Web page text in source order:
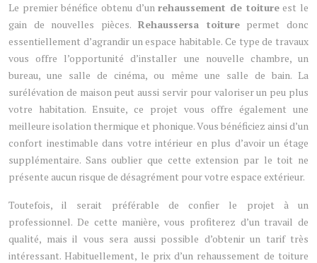
Le premier bénéfice obtenu d’unrehaussement de toitureest le
gain de nouvelles pièces. Rehaussersa toiturepermet donc
essentiellement d’agrandir un espace habitable. Ce type de travaux
vous offre l’opportunité d’installer une nouvelle chambre, un
bureau, une salle de cinéma, ou même une salle de bain. La
surélévation de maison peut aussi servir pour valoriser un peu plus
votre habitation. Ensuite, ce projet vous offre également une
meilleure isolation thermique et phonique. Vous bénéficiez ainsi d’un
confort inestimable dans votre intérieur en plus d’avoir un étage
supplémentaire. Sans oublier que cette extension par le toit ne
présente aucun risque de désagrément pour votre espace extérieur.
Toutefois, il serait préférable de confier le projet à un
professionnel. De cette manière, vous profiterez d’un travail de
qualité, mais il vous sera aussi possible d’obtenir un tarif très
intéressant. Habituellement, le prix d’un rehaussement de toiture